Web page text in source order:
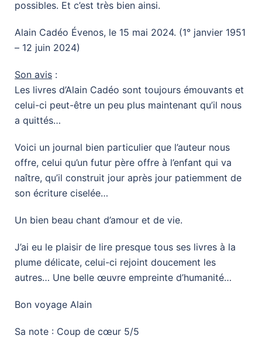
possibles. Et c’est très bien ainsi.
Alain Cadéo Évenos, le 15 mai 2024. (1° janvier 1951
– 12 juin 2024)
Son avis :
Les livres d’Alain Cadéo sont toujours émouvants et
celui-ci peut-être un peu plus maintenant qu’il nous
a quittés…
Voici un journal bien particulier que l’auteur nous
offre, celui qu’un futur père offre à l’enfant qui va
naître, qu’il construit jour après jour patiemment de
son écriture ciselée…
Un bien beau chant d’amour et de vie.
J’ai eu le plaisir de lire presque tous ses livres à la
plume délicate, celui-ci rejoint doucement les
autres… Une belle œuvre empreinte d’humanité…
Bon voyage Alain
Sa note : Coup de cœur 5/5